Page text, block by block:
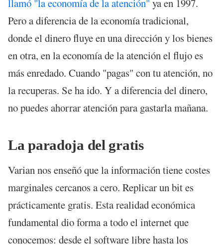
llamó "la economía de la atención" ya en 1997.
Pero a diferencia de la economía tradicional,
donde el dinero fluye en una dirección y los bienes
en otra, en la economía de la atención el flujo es
más enredado. Cuando "pagas" con tu atención, no
la recuperas. Se ha ido. Y a diferencia del dinero,
no puedes ahorrar atención para gastarla mañana.
La paradoja del gratis
Varian nos enseñó que la información tiene costes
marginales cercanos a cero. Replicar un bit es
prácticamente gratis. Esta realidad económica
fundamental dio forma a todo el internet que
conocemos: desde el software libre hasta los